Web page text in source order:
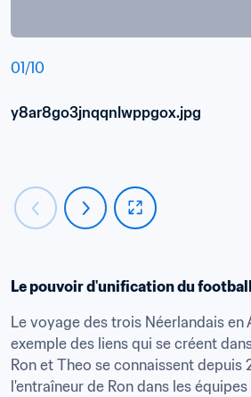
01/10
y8ar8go3jnqqnlwppgox.jpg
Le pouvoir d'unification du football
Le voyage des trois Néerlandais en
exemple des liens qui se créent
Ron et Theo se connaissent depuis
l'entraîneur de Ron dans les